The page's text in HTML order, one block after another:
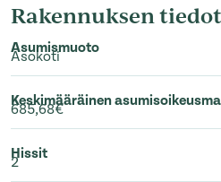
Rakennuksen tiedot
Asumismuoto
Asokoti
Keskimääräinen
685,68€
Hissit
2